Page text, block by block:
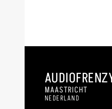
MAASTRICHT
NEDERLAND